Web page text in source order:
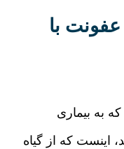
با
به بیماری
اینست که از گیاه